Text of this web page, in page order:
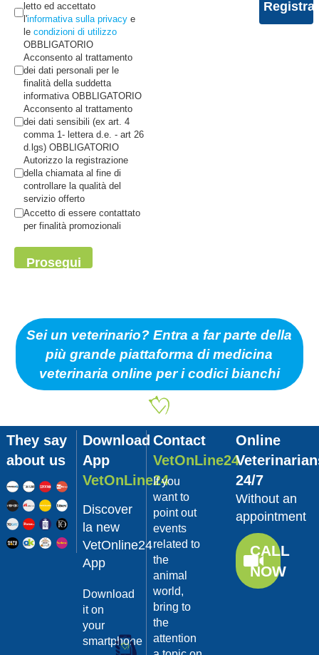
letto ed accettato
l'informativa sulla privacy e
le condizioni di utilizzo
OBBLIGATORIO
Acconsento al trattamento
dei dati personali per le
finalità della suddetta
informativa OBBLIGATORIO
Acconsento al trattamento
dei dati sensibili (ex art. 4
comma 1- lettera d.e. - art 26
d.lgs) OBBLIGATORIO
Autorizzo la registrazione
della chiamata al fine di
controllare la qualità del
servizio offerto
Accetto di essere contattato
per finalità promozionali
Prosegui
Sei un veterinario? Entra a far parte della
più grande piattaforma di medicina
veterinaria online per i codici bianchi
They say
about us
Download
App
VetOnLine24
Discover
la new
VetOnline24
App
Download
it on
your
smartphone
Contact
VetOnLine24
If you
want to
point out
events
related to
the
animal
world,
bring to
the
attention
Online
24/7
Without an
appointment
CALL
NOW